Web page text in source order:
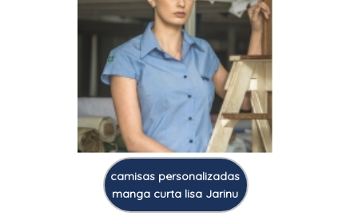
camisas personalizadas
manga curta lisa Jarinu